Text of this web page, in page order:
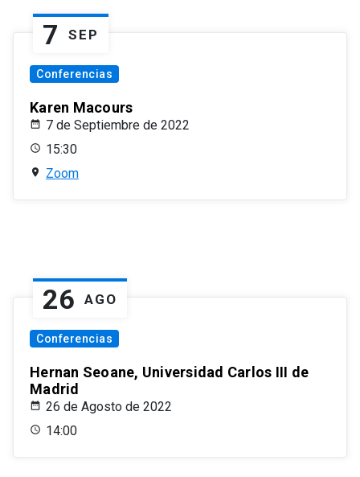
7 SEP
Conferencias
Karen Macours
7 de Septiembre de 2022
15:30
Zoom
26 AGO
Conferencias
Hernan Seoane, Universidad Carlos III de
Madrid
26 de Agosto de 2022
14:00